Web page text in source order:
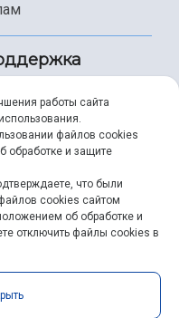
49-99
ssau.ru
работы сайта
файлов cookies
обработке и защите
что были
cookies сайтом
об обработке и
отключить файлы cookies в